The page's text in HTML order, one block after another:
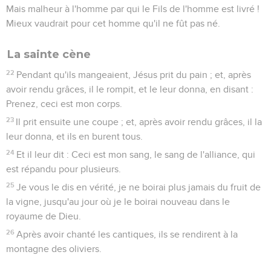
Mais malheur à l'homme par qui le Fils de l'homme est livré !
Mieux vaudrait pour cet homme qu'il ne fût pas né.
La sainte cène
22 Pendant qu'ils mangeaient, Jésus prit du pain ; et, après
avoir rendu grâces, il le rompit, et le leur donna, en disant :
Prenez, ceci est mon corps.
23 Il prit ensuite une coupe ; et, après avoir rendu grâces, il la
leur donna, et ils en burent tous.
24 Et il leur dit : Ceci est mon sang, le sang de l'alliance, qui
est répandu pour plusieurs.
25 Je vous le dis en vérité, je ne boirai plus jamais du fruit de
la vigne, jusqu'au jour où je le boirai nouveau dans le
royaume de Dieu.
26 Après avoir chanté les cantiques, ils se rendirent à la
montagne des oliviers.